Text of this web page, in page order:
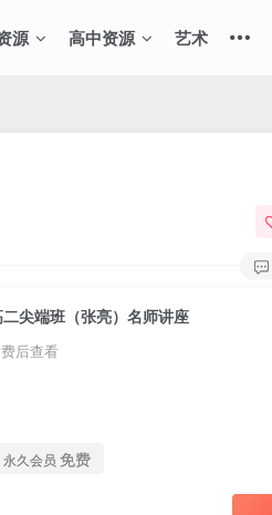
源 高中资源 艺术
二尖端班（张亮）名师讲座
后查看
永久会员 免费